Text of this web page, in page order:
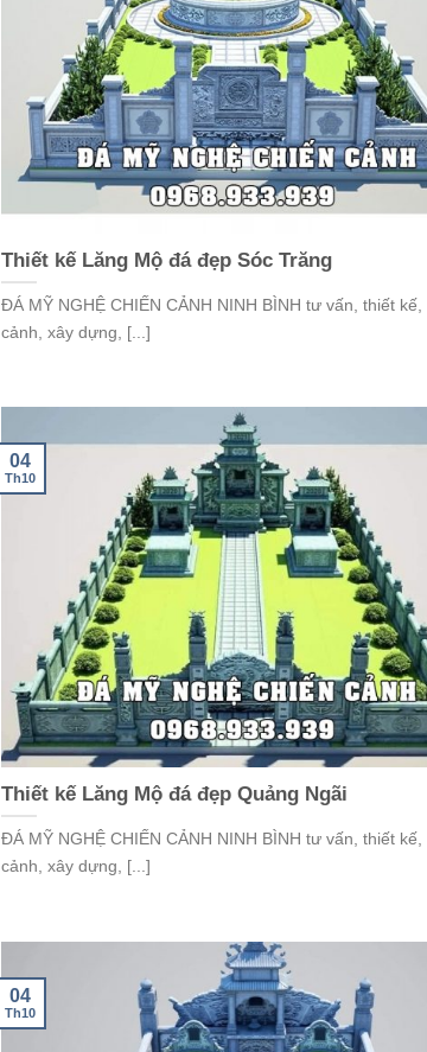
Thiết kế Lăng Mộ đá đẹp Sóc Trăng
ĐÁ MỸ NGHỆ CHIẾN CẢNH NINH BÌNH tư vấn, thiết kế,
cảnh, xây dựng, [...]
Thiết kế Lăng Mộ đá đẹp Quảng Ngãi
ĐÁ MỸ NGHỆ CHIẾN CẢNH NINH BÌNH tư vấn, thiết kế,
cảnh, xây dựng, [...]
04
Th10
04
Th10